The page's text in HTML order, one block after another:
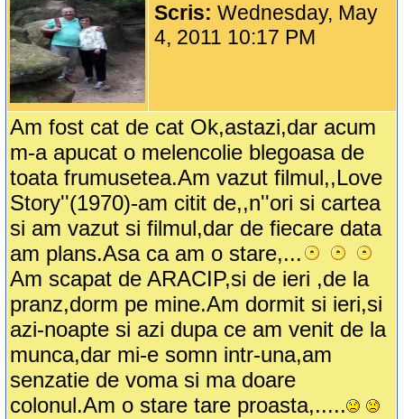
Scris:Wednesday, May
4, 2011 10:17 PM
Am fost cat de cat Ok,astazi,dar acum
m-a apucat o melencolie blegoasa de
toata frumusetea.Am vazut filmul,,Love
Story''(1970)-am citit de,,n''ori si cartea
si am vazut si filmul,dar de fiecare data
am plans.Asa ca am o stare,...
Am scapat de ARACIP,si de ieri ,de la
pranz,dorm pe mine.Am dormit si ieri,si
azi-noapte si azi dupa ce am venit de la
munca,dar mi-e somn intr-una,am
senzatie de voma si ma doare
colonul.Am o stare tare proasta,.....